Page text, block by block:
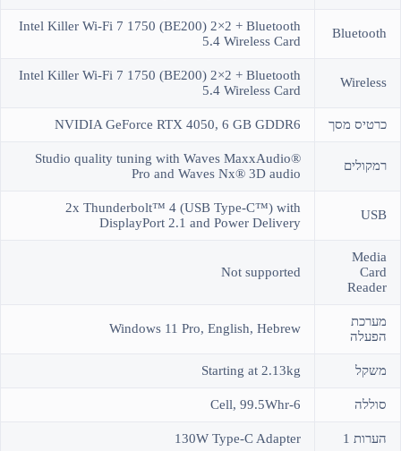
Bluetooth
Intel Killer Wi-Fi 7 1750 (BE200) 2×2 + Bluetooth
5.4 Wireless Card
Wireless
Intel Killer Wi-Fi 7 1750 (BE200) 2×2 + Bluetooth
5.4 Wireless Card
כרטיס מסך NVIDIA GeForce RTX 4050, 6 GB GDDR6
רמקולים
Studio quality tuning with Waves MaxxAudio®
Pro and Waves Nx® 3D audio
USB
2x Thunderbolt™ 4 (USB Type-C™) with
DisplayPort 2.1 and Power Delivery
Media
Card
Reader
Not supported
מערכת
הפעלה
Windows 11 Pro, English, Hebrew
משקל Starting at 2.13kg
סוללה 6-Cell, 99.5Whr
הערות 1 130W Type-C Adapter